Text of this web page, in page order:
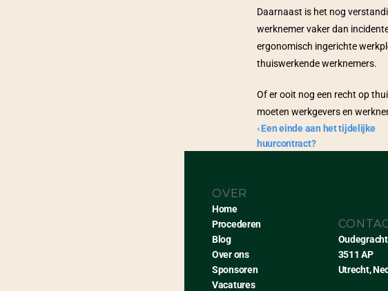
Daarnaast is het nog
werknemer vaker dan
ergonomisch ingerichte
thuiswerkende werknemers.
Of er ooit nog een recht op
moeten werkgevers en
‹ Een einde aan het tijdelijke
huurcontract?
OVER
Home
Procederen
Blog
Over ons
Sponsoren
Vacatures
3511 AP
Utrecht,